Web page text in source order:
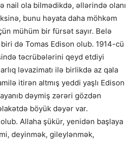
nail ola bilmədikdə, əllərində olanı
bunu həyata daha möhkəm
mühüm bir fürsət sayır. Belə
də Tomas Edison olub. 1914-cü
təcrübələrini qeyd etdiyi
ləvazimatı ilə birlikdə az qala
itirən altmış yeddi yaşlı Edison
dəymiş zərəri gözdən
böyük dəyər var.
Allaha şükür, yenidən başlaya
deyinmək, gileylənmək,